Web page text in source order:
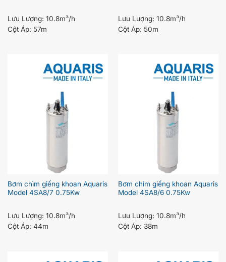
Lưu Lượng: 10.8m³/h
Cột Áp: 57m
Lưu Lượng: 10.8m³/h
Cột Áp: 50m
Bơm chìm giếng khoan Aquaris
Model 4SA8/7 0.75Kw
Lưu Lượng: 10.8m³/h
Cột Áp: 44m
Bơm chìm giếng khoan Aquaris
Model 4SA8/6 0.75Kw
Lưu Lượng: 10.8m³/h
Cột Áp: 38m